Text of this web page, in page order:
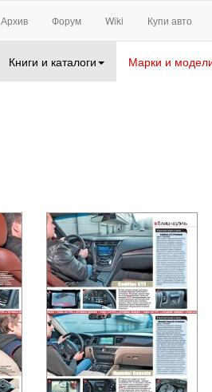
Архив Форум Wiki Купи авто
Книги и каталоги Марки и